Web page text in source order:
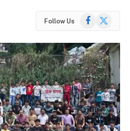
Follow Us Facebook
X